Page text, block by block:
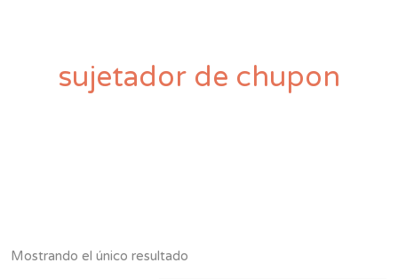
sujetador de chupon
Mostrando el único resultado